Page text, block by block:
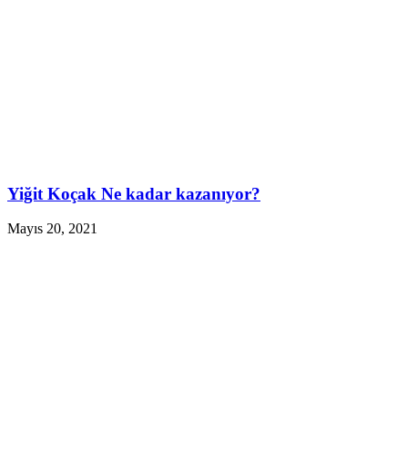
Yiğit Koçak Ne kadar kazanıyor?
Mayıs 20, 2021